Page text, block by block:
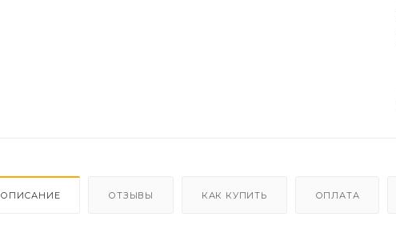
ОПИСАНИЕ ОТЗЫВЫ КАК КУПИТЬ ОПЛАТА